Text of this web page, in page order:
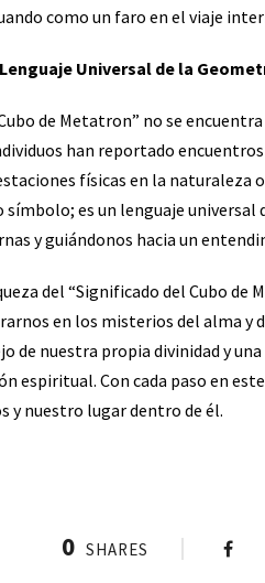
como un faro en el viaje
Universal de la
de Metatron” no se
han reportado
físicas en la naturaleza
símbolo; es un lenguaje
y guiándonos hacia un
del “Significado del Cubo
en los misterios del alma y
de nuestra propia divinidad y
espiritual. Con cada paso en
y nuestro lugar dentro de él.
0 SHARES